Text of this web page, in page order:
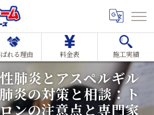
れる理由 料金表 施工実績
肺炎とアスペルギル
炎の対策と相談：ト
ンの注意点と専門家